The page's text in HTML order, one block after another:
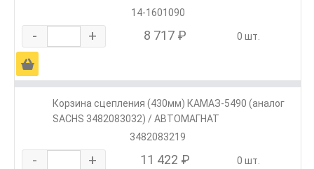
14-1601090
- + 8 717 ₽ 0 шт.
Ä
Корзина сцепления (430мм) КАМАЗ-5490 (аналог
SACHS 3482083032) / АВТОМАГНАТ
3482083219
- + 11 422 ₽ 0 шт.